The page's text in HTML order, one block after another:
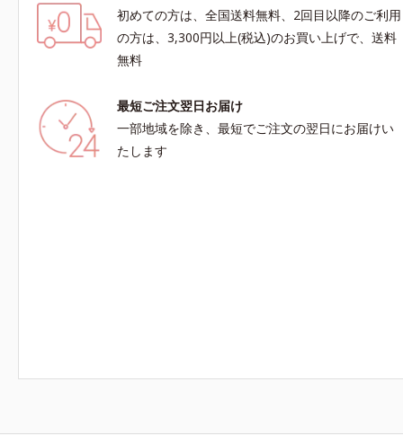
初めての方は、全国送料無料、2回目以降のご利用
の方は、3,300円以上(税込)のお買い上げで、送料
無料
最短ご注文翌日お届け
一部地域を除き、最短でご注文の翌日にお届けい
たします